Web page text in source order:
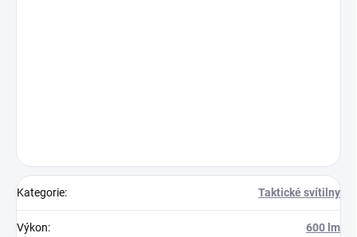
Kategorie: Taktické svítilny
Výkon: 600 lm